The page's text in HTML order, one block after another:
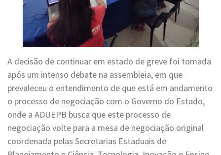
A decisão de continuar em estado de greve foi tomada
após um intenso debate na assembleia, em que
prevaleceu o entendimento de que está em andamento
o processo de negociação com o Governo do Estado,
onde a ADUEPB busca que este processo de
negociação volte para a mesa de negociação original
coordenada pelas Secretarias Estaduais de